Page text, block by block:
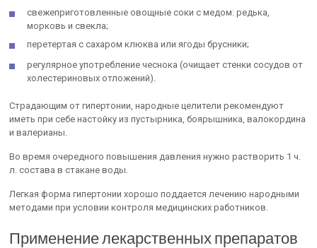
свежеприготовленные овощные соки с медом: редька,
морковь и свекла;
перетертая с сахаром клюква или ягоды брусники;
регулярное употребление чеснока (очищает стенки сосудов от
холестериновых отложений).
Страдающим от гипертонии, народные целители рекомендуют
иметь при себе настойку из пустырника, боярышника, валокордина
и валерианы.
Во время очередного повышения давления нужно растворить 1 ч.
л. состава в стакане воды.
Легкая форма гипертонии хорошо поддается лечению народными
методами при условии контроля медицинских работников.
Применение лекарственных препаратов